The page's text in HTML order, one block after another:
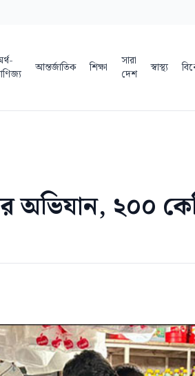
আন্তর্জাতিক শিক্ষা
সারা
দেশ
স্বাস্থ্য
অভিযান, ২০০